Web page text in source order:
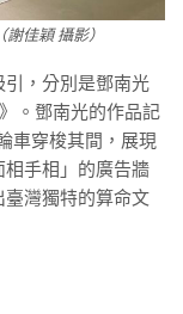
佳穎 攝影）
，分別是鄧南光
。鄧南光的作品記
車穿梭其間，展現
手相」的廣告牆
灣獨特的算命文